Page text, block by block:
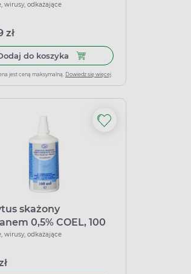
spray, 250 ml
wirusy, odkażające
zł
do koszyka Dodaj do koszyka Ahd 1000,
jest ceną maksymalną. Dowiedz się więcej
skażony
0,5% COEL, 100
wirusy, odkażające